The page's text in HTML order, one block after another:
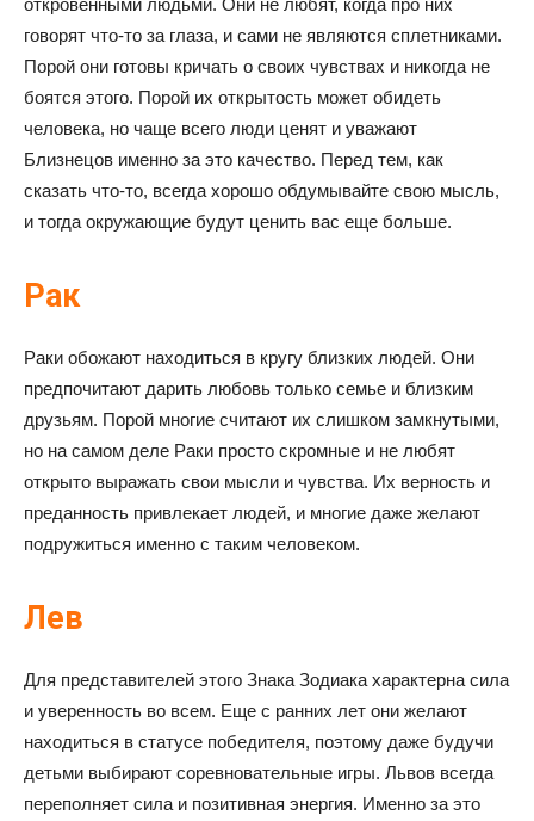
откровенными людьми. Они не любят, когда про них
говорят что-то за глаза, и сами не являются сплетниками.
Порой они готовы кричать о своих чувствах и никогда не
боятся этого. Порой их открытость может обидеть
человека, но чаще всего люди ценят и уважают
Близнецов именно за это качество. Перед тем, как
сказать что-то, всегда хорошо обдумывайте свою мысль,
и тогда окружающие будут ценить вас еще больше.
Рак
Раки обожают находиться в кругу близких людей. Они
предпочитают дарить любовь только семье и близким
друзьям. Порой многие считают их слишком замкнутыми,
но на самом деле Раки просто скромные и не любят
открыто выражать свои мысли и чувства. Их верность и
преданность привлекает людей, и многие даже желают
подружиться именно с таким человеком.
Лев
Для представителей этого Знака Зодиака характерна сила
и уверенность во всем. Еще с ранних лет они желают
находиться в статусе победителя, поэтому даже будучи
детьми выбирают соревновательные игры. Львов всегда
переполняет сила и позитивная энергия. Именно за это